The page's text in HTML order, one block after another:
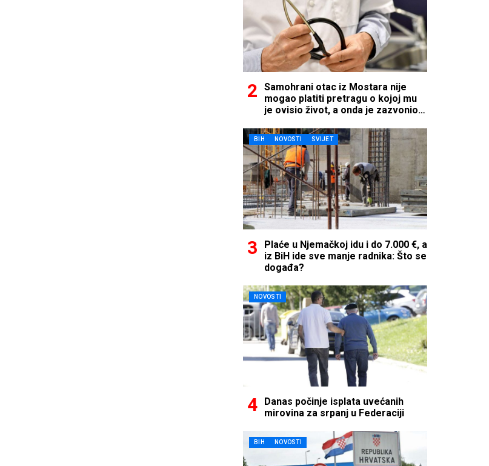
Samohrani otac iz Mostara nije
mogao platiti pretragu o kojoj mu
je ovisio život, a onda je zazvonio
BIH NOVOSTI SVIJET
Plaće u Njemačkoj idu i do 7.000 €, a
iz BiH ide sve manje radnika: Što se
događa?
NOVOSTI
Danas počinje isplata uvećanih
mirovina za srpanj u Federaciji
BIH NOVOSTI